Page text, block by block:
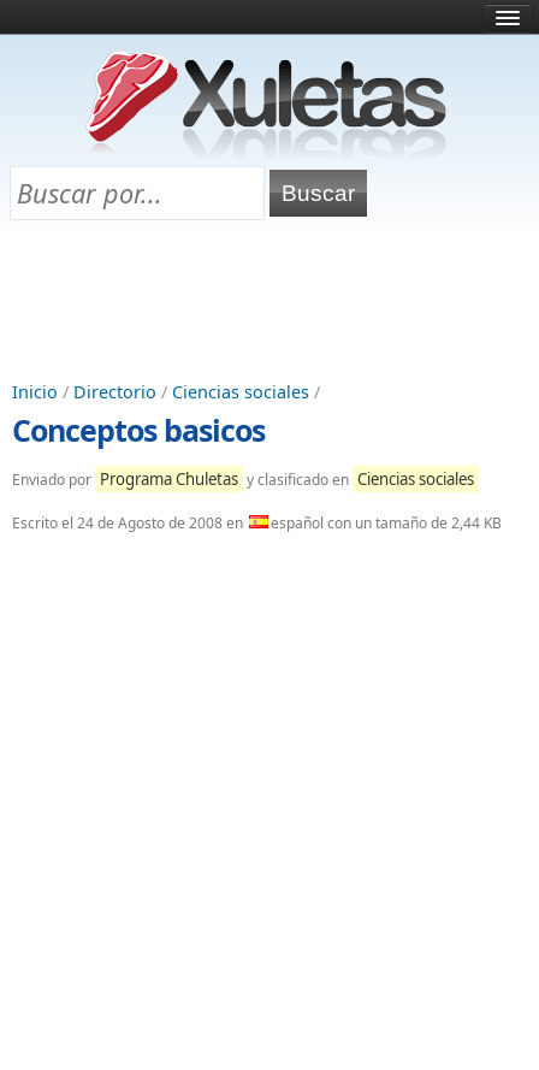
¿Qué es esto?
Directorio
Chuletas para exámenes
Inicio / Directorio / Ciencias sociales /
Conceptos basicos
Enviado por Programa Chuletas y clasificado en Ciencias sociales
Escrito el 24 de Agosto de 2008en español con un tamaño de 2,44 KB